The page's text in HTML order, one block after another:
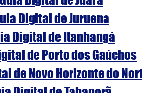
Digital de Juruena
Digital de Itanhangá
de Porto dos Gaúchos
de Novo Horizonte do